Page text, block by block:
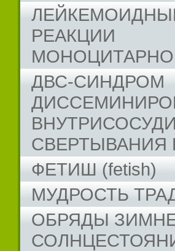
РЕАКЦИИ
ДВС-СИНДРОМ
СВЕРТЫВАНИЯ
ФЕТИШ (fetish)
МУДРОСТЬ
ОБРЯДЫ